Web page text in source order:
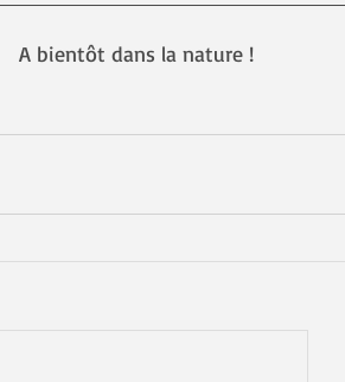
A bientôt dans la nature !